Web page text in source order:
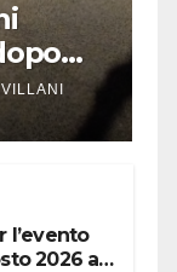
l’evento
2026 al